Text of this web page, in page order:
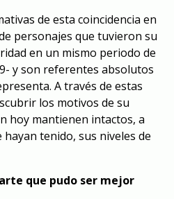
de esta coincidencia en
personajes que tuvieron su
en un mismo periodo de
y son referentes absolutos
A través de estas
los motivos de su
hoy mantienen intactos, a
tenido, sus niveles de
que pudo ser mejor